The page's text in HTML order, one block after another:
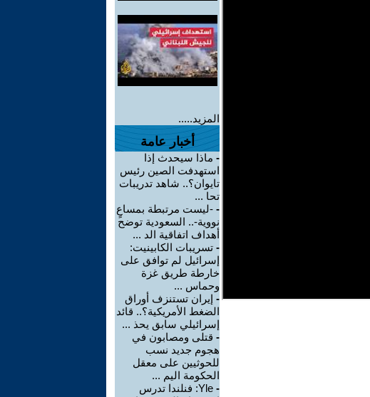
المزيد.....
أخبار عامة
- ماذا سيحدث إذا
استهدفت الصين رئيس
تايوان؟.. شاهد تدريبات
تحا ...
- -ليست مرتبطة بمساعٍ
نووية-.. السعودية توضح
أهداف اتفاقية الد ...
- تسريبات الكابينيت:
إسرائيل لم توافق على
خارطة طريق غزة
وحماس ...
- إيران تستنزف أوراق
الضغط الأمريكية؟.. قائد
إسرائيلي سابق يحذ ...
- قتلى ومصابون في
هجوم جديد نسب
للحوثيين على معقل
الحكومة اليم ...
-
Yle: فنلندا تدرس